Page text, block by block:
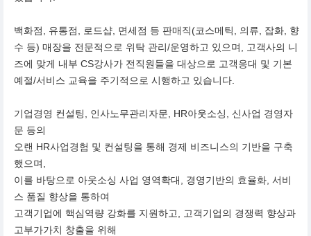
백화점, 유통점, 로드샵, 면세점 등 판매직(코스메틱, 의류, 잡화, 향
수 등) 매장을 전문적으로 위탁 관리/운영하고 있으며, 고객사의 니
즈에 맞게 내부 CS강사가 전직원들을 대상으로 고객응대 및 기본
예절/서비스 교육을 주기적으로 시행하고 있습니다.
기업경영 컨설팅, 인사노무관리자문, HR아웃소싱, 신사업 경영자
문 등의
오랜 HR사업경험 및 컨설팅을 통해 경제 비즈니스의 기반을 구축
했으며,
이를 바탕으로 아웃소싱 사업 영역확대, 경영기반의 효율화, 서비
스 품질 향상을 통하여
고객기업에 핵심역량 강화를 지원하고, 고객기업의 경쟁력 향상과
고부가가치 창출을 위해